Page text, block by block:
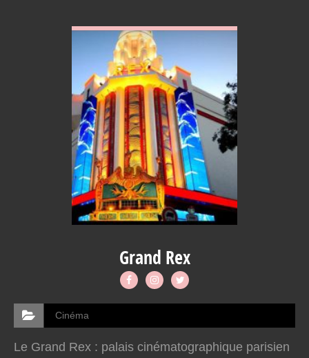
Grand Rex
Cinéma
Le Grand Rex : palais cinématographique parisien